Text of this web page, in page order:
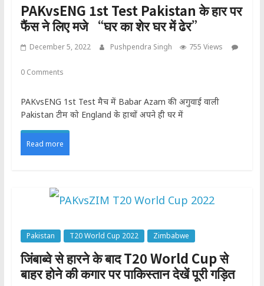
PAKvsENG 1st Test Pakistan के हार पर
फैंस ने लिए मजे “घर का शेर घर में ढेर”
December 5, 2022 Pushpendra Singh 755 Views
0 Comments
PAKvsENG 1st Test मैच में Babar Azam की अगुवाई वाली
Pakistan टीम को England के हाथों अपने ही घर में
Read more
Pakistan T20 World Cup 2022 Zimbabwe
जिंबाब्वे से हारने के बाद T20 World Cup से
बाहर होने की कगार पर पाकिस्तान देखें पूरी गड़ित